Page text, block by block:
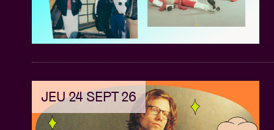
JEU 24 SEPT 26